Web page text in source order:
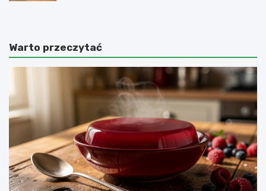
Warto przeczytać